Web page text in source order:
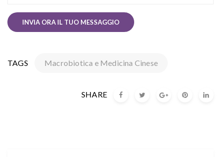
TAGS Macrobiotica e Medicina Cinese
SHARE